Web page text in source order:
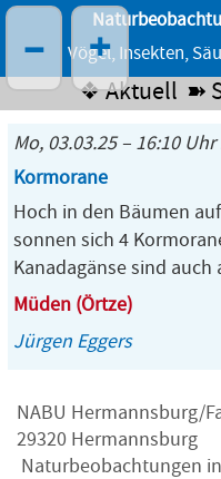
Vögel, Insekten,
❖ Aktuell ➽
Mo, 03.03.25 – 16:10
Kormorane
Hoch in den Bäumen
sonnen sich 4
Kanadagänse sind auch
Müden (Örtze)
Jürgen Eggers
NABU Hermannsburg/
29320 Hermannsburg
Naturbeobachtungen
– +